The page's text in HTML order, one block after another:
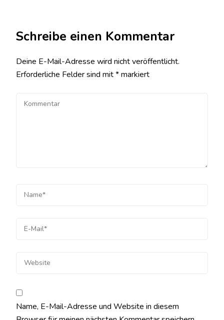
Schreibe einen Kommentar
Deine E-Mail-Adresse wird nicht veröffentlicht.
Erforderliche Felder sind mit*markiert
Name, E-Mail-Adresse und Website in diesem